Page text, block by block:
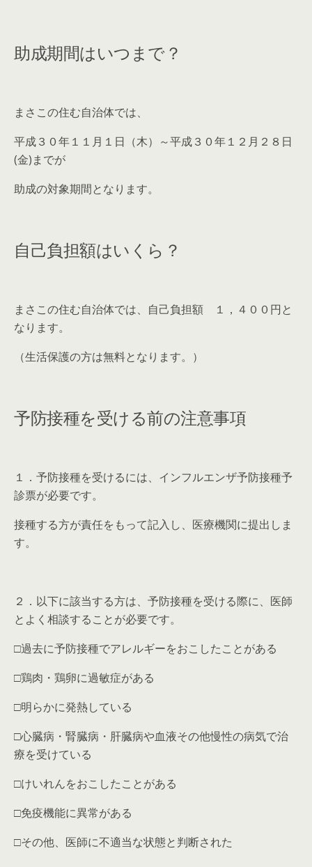
助成期間はいつまで？
まさこの住む自治体では、
平成３０年１１月１日（木）～平成３０年１２月２８日
(金)までが
助成の対象期間となります。
自己負担額はいくら？
まさこの住む自治体では、自己負担額 １，４００円と
なります。
（生活保護の方は無料となります。）
予防接種を受ける前の注意事項
１．予防接種を受けるには、インフルエンザ予防接種予
診票が必要です。
接種する方が責任をもって記入し、医療機関に提出しま
す。
２．以下に該当する方は、予防接種を受ける際に、医師
とよく相談することが必要です。
□過去に予防接種でアレルギーをおこしたことがある
□鶏肉・鶏卵に過敏症がある
□明らかに発熱している
□心臓病・腎臓病・肝臓病や血液その他慢性の病気で治
療を受けている
□けいれんをおこしたことがある
□免疫機能に異常がある
□その他、医師に不適当な状態と判断された